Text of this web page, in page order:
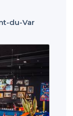
du-Var